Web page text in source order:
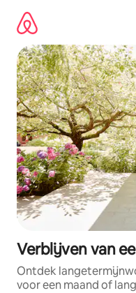
direct
naar
inhoud
Verblijven van
Ontdek
voor een maand of